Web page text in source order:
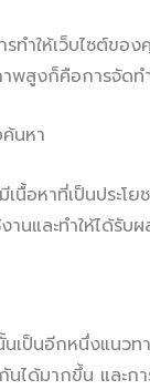
ทำให้เว็บไซต์ข
าพสูงก็คือการจัด
นหา
นื้อหาที่เป็นประ
านและทำให้ได้รั
ป็นอีกหนึ่งแนวท
ด้มากขึ้น และก